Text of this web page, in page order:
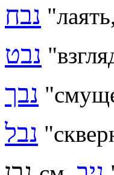
נבח
נבט
נבך
נבל